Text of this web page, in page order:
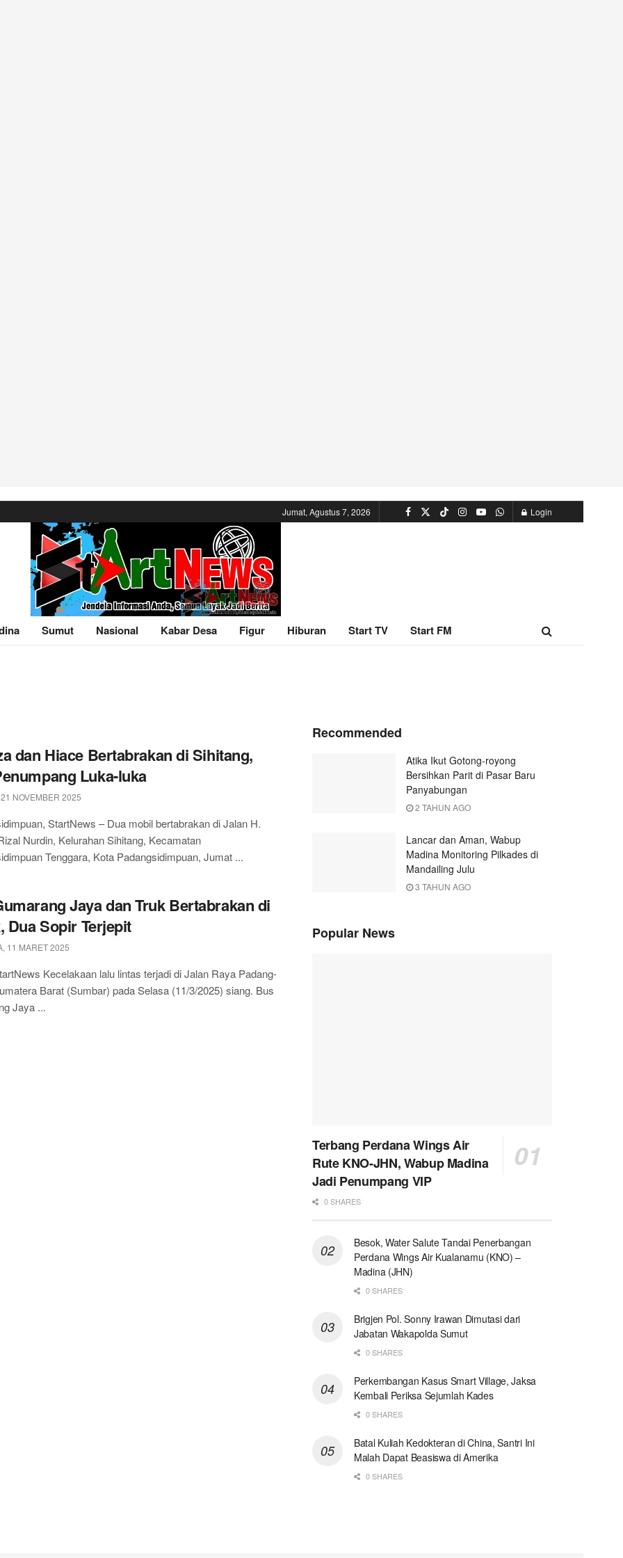
Jumat, Agustus 7, 2026 Login
Sumut Nasional Kabar Desa Figur Hiburan Start TV Start FM
dan Hiace Bertabrakan di Sihitang,
Luka-luka
NOVEMBER 2025
StartNews – Dua mobil bertabrakan di Jalan H.
Nurdin, Kelurahan Sihitang, Kecamatan
Tenggara, Kota Padangsidimpuan, Jumat ...
Jaya dan Truk Bertabrakan di
Dua Sopir Terjepit
11 MARET 2025
Kecelakaan lalu lintas terjadi di Jalan Raya Padang-
Barat (Sumbar) pada Selasa (11/3/2025) siang. Bus
Jaya ...
Recommended
Atika Ikut Gotong-royong
Bersihkan Parit di Pasar Baru
Panyabungan
2 TAHUN AGO
Lancar dan Aman, Wabup
Madina Monitoring Pilkades di
Mandailing Julu
3 TAHUN AGO
Popular News
Terbang Perdana Wings Air
Rute KNO-JHN, Wabup Madina
Jadi Penumpang VIP
0 SHARES
Besok, Water Salute Tandai Penerbangan
Perdana Wings Air Kualanamu (KNO) –
Madina (JHN)
0 SHARES
Brigjen Pol. Sonny Irawan Dimutasi dari
Jabatan Wakapolda Sumut
0 SHARES
Perkembangan Kasus Smart Village, Jaksa
Kembali Periksa Sejumlah Kades
0 SHARES
Batal Kuliah Kedokteran di China, Santri Ini
Malah Dapat Beasiswa di Amerika
0 SHARES